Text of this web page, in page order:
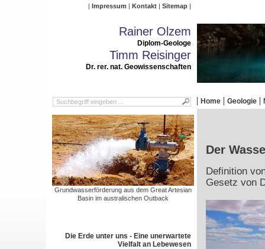
Impressum Kontakt Sitemap
Rainer Olzem
Diplom-Geologe
Timm Reisinger
Dr. rer. nat. Geowissenschaften
Home Geologie
Grundwasserförderung aus dem Great Artesian
Basin im australischen Outback
Die Erde unter uns - Eine unerwartete
Vielfalt an Lebewesen
Der
Definition
Gesetz von